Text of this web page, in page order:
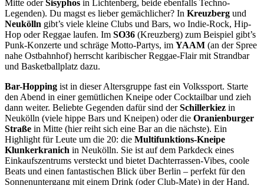
Mitte oderSisyphos in Lichtenberg, beide ebenfalls Techno-
Legenden). Du magst es lieber gemächlicher? In Kreuzberg und
Neukölln gibt’s viele kleine Clubs und Bars, wo Indie-Rock, Hip-
Hop oder Reggae laufen. Im SO36 (Kreuzberg) zum Beispiel gibt’s
Punk-Konzerte und schräge Motto-Partys, im YAAM (an der Spree
nahe Ostbahnhof) herrscht karibischer Reggae-Flair mit Strandbar
und Basketballplatz dazu.
Bar-Hopping ist in dieser Altersgruppe fast ein Volkssport. Starte
den Abend in einer gemütlichen Kneipe oder Cocktailbar und zieh
dann weiter. Beliebte Gegenden dafür sind derSchillerkiez in
Neukölln (viele hippe Bars und Kneipen) oder die Oranienburger
Straße in Mitte (hier reiht sich eine Bar an die nächste). Ein
Highlight für Leute um die 20: die Multifunktions-Kneipe
Klunkerkranich in Neukölln. Sie ist auf dem Parkdeck eines
Einkaufszentrums versteckt und bietet Dachterrassen-Vibes, coole
Beats und einen fantastischen Blick über Berlin – perfekt für den
Sonnenuntergang mit einem Drink (oder Club-Mate) in der Hand.